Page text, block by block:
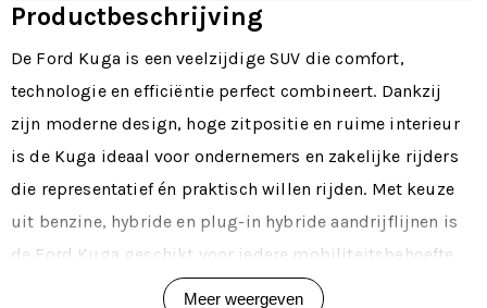
Productbeschrijving
De Ford Kuga is een veelzijdige SUV die comfort,
technologie en efficiëntie perfect combineert. Dankzij
zijn moderne design, hoge zitpositie en ruime interieur
is de Kuga ideaal voor ondernemers en zakelijke rijders
die representatief én praktisch willen rijden. Met keuze
uit benzine, hybride en plug-in hybride aandrijflijnen is
de Ford Kuga geschikt voor iedere mobiliteitsbehoefte.
Via DealerLeasing lease je de Kuga flexibel van 1 tot 72
Meer weergeven